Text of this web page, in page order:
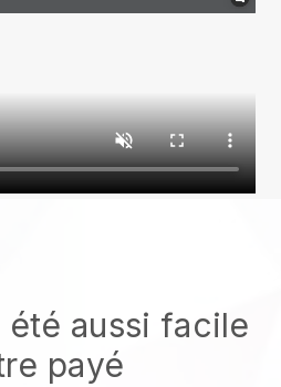
été aussi facile
payé